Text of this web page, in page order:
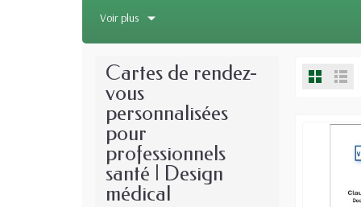
d’animaux demande une clarté absolue. La
Format standardisé :
Dimensions
de santé de l’animal.
Confort d'écriture :
Papier mat non
macule.
Mises en page claires :
Des versos
Voir plus
Cartes de rendez-
vous
personnalisées
pour
professionnels
santé | Design
médical